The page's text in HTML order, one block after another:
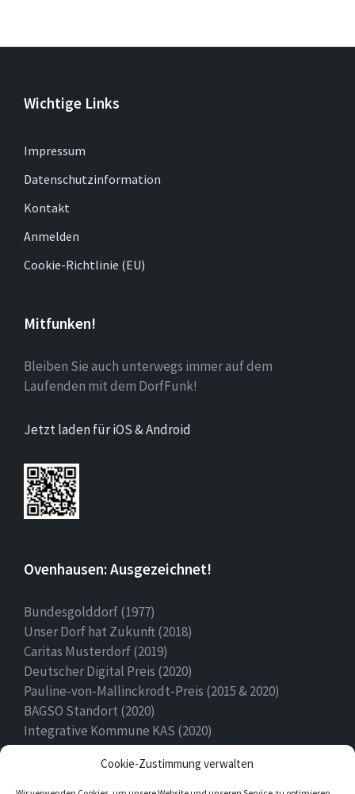
Cookie-Zustimmung verwalten
Wichtige Links
Impressum
Datenschutzinformation
Kontakt
Anmelden
Cookie-Richtlinie (EU)
Mitfunken!
Bleiben Sie auch unterwegs immer auf dem
Laufenden mit dem DorfFunk!
Jetzt laden für iOS & Android
Ovenhausen: Ausgezeichnet!
Bundesgolddorf (1977)
Unser Dorf hat Zukunft (2018)
Caritas Musterdorf (2019)
Deutscher Digital Preis (2020)
Pauline-von-Mallinckrodt-Preis (2015 & 2020)
BAGSO Standort (2020)
Integrative Kommune KAS (2020)
Ehrenamtspreis Stadt Höxter (2020)
Heimatpreis (2022)